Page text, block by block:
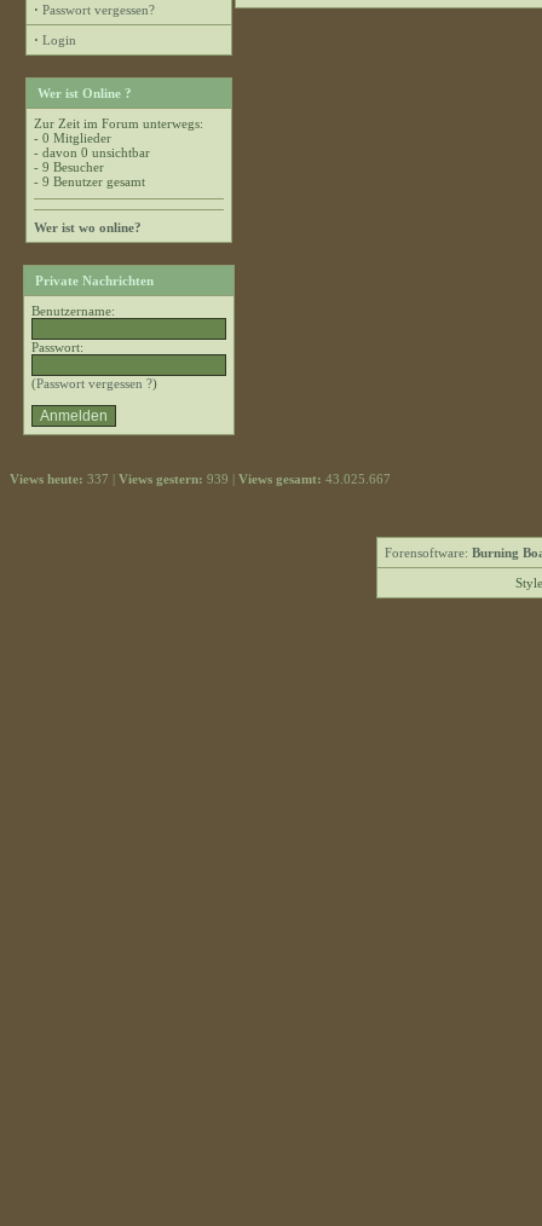
· Passwort vergessen?
· Login
Wer ist Online ?
Zur Zeit im Forum unterwegs:
- 0 Mitglieder
- davon 0 unsichtbar
- 9 Besucher
- 9 Benutzer gesamt
Wer ist wo online?
Private Nachrichten
Benutzername:
Passwort:
(Passwort vergessen ?)
Views heute: 337 | Views gestern: 939 | Views gesamt: 43.025.667
Forensoftware: Burning